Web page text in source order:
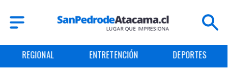
REGIONAL ENTRETENCIÓN DEPORTES